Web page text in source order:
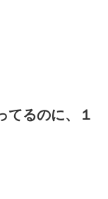
てるのに、１